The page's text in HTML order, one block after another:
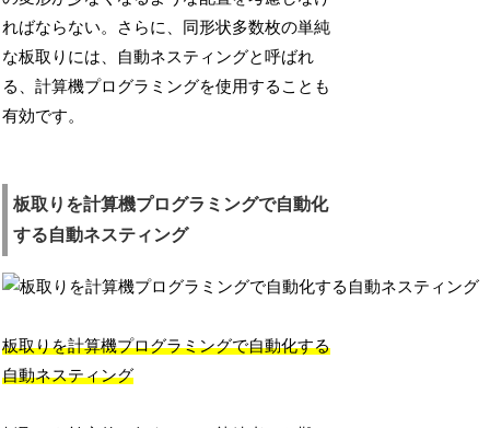
ればならない。さらに、同形状多数枚の単純
な板取りには、自動ネスティングと呼ばれ
る、計算機プログラミングを使用することも
有効です。
板取りを計算機プログラミングで自動化
する自動ネスティング
板取りを計算機プログラミングで自動化する
自動ネスティング